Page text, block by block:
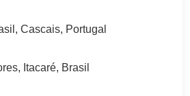
Cascais, Portugal
Itacaré, Brasil